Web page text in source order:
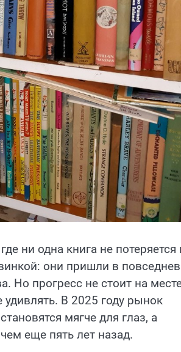
ни одна книга не потеряется
они пришли в
Но прогресс не стоит на
удивлять. В 2025 году рынок
мягче для глаз, а
еще пять лет назад.